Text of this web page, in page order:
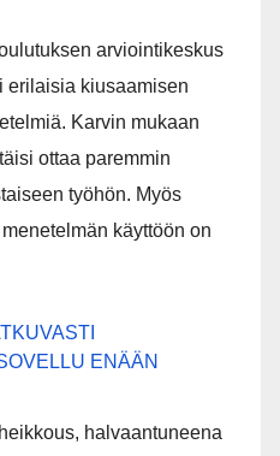
arviointikeskus
erilaisia kiusaamisen
Karvin mukaan
ottaa paremmin
työhön. Myös
käyttöön on
ENÄÄN
halvaantuneena